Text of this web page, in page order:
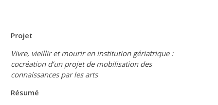
Projet
Vivre, vieillir et mourir en institution gériatrique :
cocréation d’un projet de mobilisation des
connaissances par les arts
Résumé